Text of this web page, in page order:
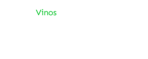
Vinos